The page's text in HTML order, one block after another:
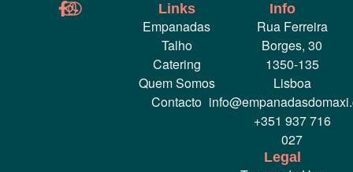
Links
Empanadas
Talho
Catering
Quem Somos
Contacto
Info
Rua Ferreira
Borges, 30
1350-135
Lisboa
+351 937 716
027
Legal